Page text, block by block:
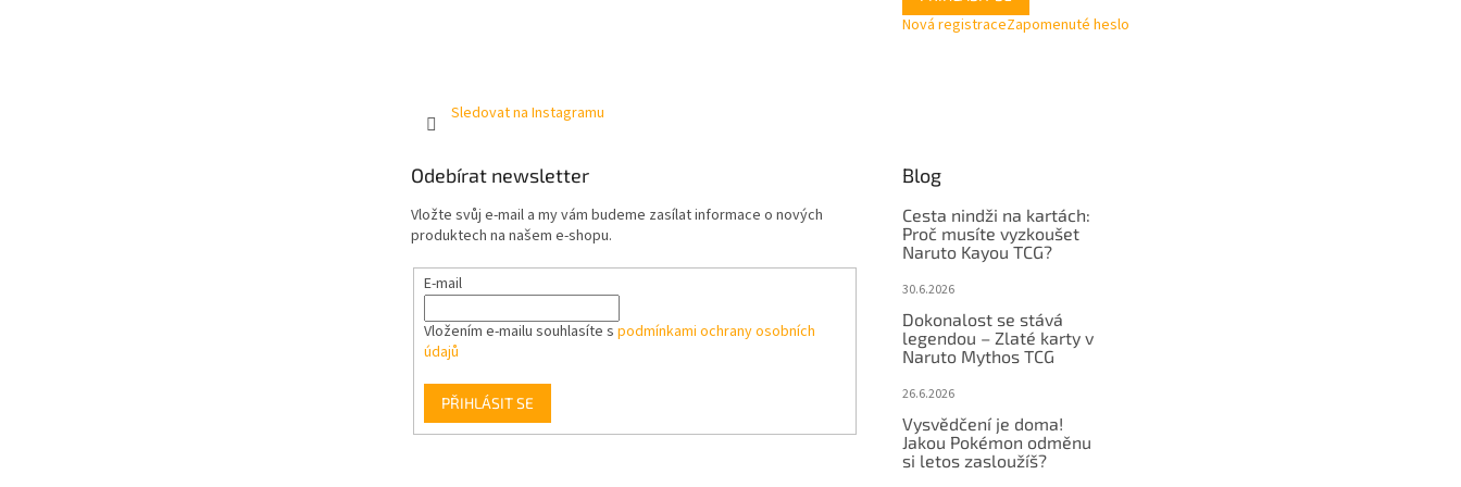
Sledovat na Instagramu
Nová registraceZapomenuté heslo
Odebírat newsletter
Vložte svůj e-mail a my vám budeme zasílat informace o nových
produktech na našem e-shopu.
E-mail
Vložením e-mailu souhlasíte s podmínkami ochrany osobních
údajů
PŘIHLÁSIT SE
Blog
Cesta nindži na kartách:
Proč musíte vyzkoušet
Naruto Kayou TCG?
30.6.2026
Dokonalost se stává
legendou – Zlaté karty v
Naruto Mythos TCG
26.6.2026
Vysvědčení je doma!
Jakou Pokémon odměnu
si letos zasloužíš?